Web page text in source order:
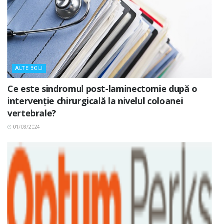
ALTE BOLI
Ce este sindromul post-laminectomie după o
intervenție chirurgicală la nivelul coloanei
vertebrale?
01/03/2024